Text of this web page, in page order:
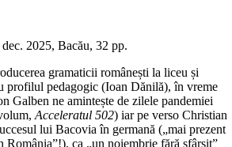
2025, Bacău, 32 pp.
gramaticii românești la liceu și
profilul pedagogic (Ioan Dănilă), în vreme
Galben ne amintește de zilele pandemiei
Acceleratul 502) iar pe verso Christian
lui Bacovia în germană („mai prezent
România”!), ca „un noiembrie fără sfârșit”